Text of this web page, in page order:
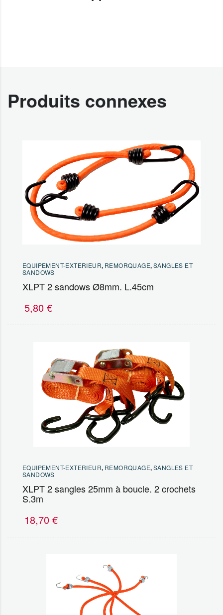
Produits connexes
EQUIPEMENT-EXTERIEUR, REMORQUAGE,SANGLES ET
SANDOWS
XLPT 2 sandows Ø8mm. L.45cm
5,80 €
EQUIPEMENT-EXTERIEUR, REMORQUAGE,SANGLES ET
SANDOWS
XLPT 2 sangles 25mm à boucle. 2 crochets
S.3m
18,70 €